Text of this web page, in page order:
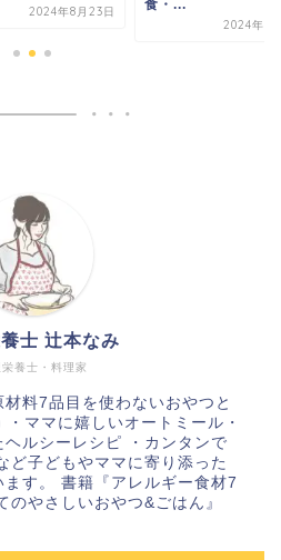
2024年8月23日
食・...
2024年8
養士・料理家
士 辻本なみ
材料7品目を使わないおやつと
ママに嬉しいオートミール・
ルシーレシピ ・カンタンで
ど子どもやママに寄り添った
す。 書籍『アレルギー食材7
やさしいおやつ&ごはん』